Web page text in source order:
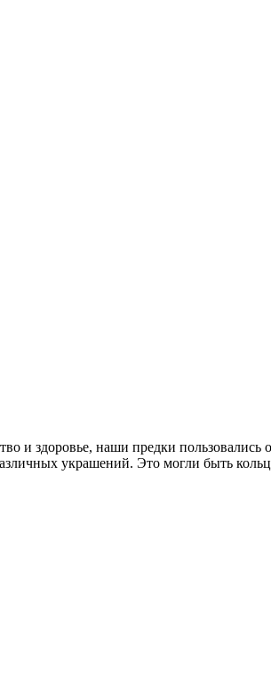
и здоровье, наши предки
украшений. Это могли быть